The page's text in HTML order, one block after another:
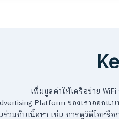
เพิ่มมูลค่าให้เครือข่าย
Platform ของเราออก
ร่วมกับเนื้อหา เช่น การดูวิดีโอหรื